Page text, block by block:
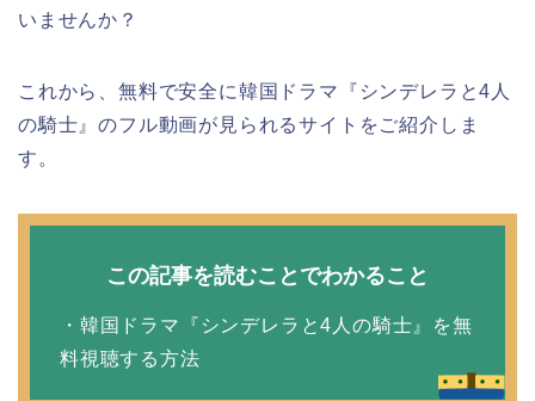
いませんか？
これから、無料で安全に韓国ドラマ『シンデレラと4人
の騎士』のフル動画が見られるサイトをご紹介しま
す。
この記事を読むことでわかること
・韓国ドラマ『シンデレラと4人の騎士』を無
料視聴する方法